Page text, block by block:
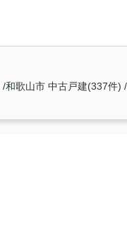
和歌山市 中古戸建(337件)